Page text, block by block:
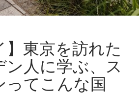
】東京を訪れた
ン人に学ぶ、ス
ってこんな国